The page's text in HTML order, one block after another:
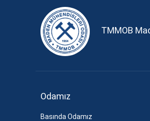
TMMOB
Odamız
Basında Odamız